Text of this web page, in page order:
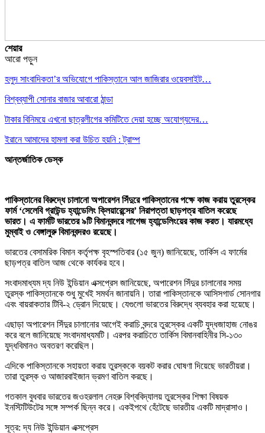
শেয়ার
আরো পড়ুন
হলুদ সাংবাদিকতা’র অভিযোগে পাকিস্তানে আল জাজিরার ওয়েবসাইট…
বিশ্বব্যাপী সোনার বাজার আবারো ঠান্ডা
টাকার বিনিময়ে এখনো ছাত্রলীগের কমিটিতে দেয়া হচ্ছে অযোগ্যদের…
ইরানে আমাদের হামলা করা উচিত হয়নি : ট্রাম্প
আন্তর্জাতিক ডেস্ক
পাকিস্তানের বিরুদ্ধে চালানো অপারেশন সিঁদুরে পাকিস্তানের পক্ষে কাজ করায় তুরস্কের
ফার্ম ‘সেলেবি গ্রাউন্ড হ্যান্ডেলিং ক্লিয়ারেন্সের’ নিরাপত্তা ছাড়পত্র বাতিল করেছে
ভারত। এ ফার্মটি ভারতের ৯টি বিমানবন্দরে লাগেজ হ্যান্ডেলিংয়ের কাজ করত। যারমধ্যে
মুম্বাই ও বেঙ্গালুরু বিমানবন্দরও রয়েছে।
ভারতের বেসামরিক বিমান কর্তৃপক্ষ বৃহস্পতিবার (১৫ জুন) জানিয়েছে, তার্কিস এ ফার্মের
ছাড়পত্র বাতিল আজ থেকে কার্যকর হবে।
সংবাদমাধ্যম দ্য নিউ ইন্ডিয়ান এক্সপ্রেস জানিয়েছে, অপারেশন সিঁদুর চালানোর সময়
তুরস্ক পাকিস্তানকে শুধু মুখেই সমর্থন জানায়নি। তারা পাকিস্তানকে আসিসগার্ড সোনগার
এবং বায়রাকতার টিবি-২ ড্রোন দিয়েছে। যেগুলো ভারতের বিরুদ্ধে ব্যবহার করা হয়েছে।
এছাড়া অপারেশন সিঁদুর চালানোর আগেই করাচি বন্দরে তুরস্কের একটি যুদ্ধজাহাজ নোঙর
করে বলে জানিয়েছে সংবাদমাধ্যমটি। এরপর করাচিতে তার্কিস বিমানবাহিনীর সি-১৩০
যুদ্ধবিমানও অবতরণ করেছিল।
এদিকে পাকিস্তানকে সহায়তা করায় তুরস্ককে বয়কট করার ঘোষণা দিয়েছে ভারতীয়রা।
তারা তুরস্ক ও আজারবাইজান ভ্রমণ বাতিল করছে।
গতকাল বুধবার ভারতের জওহরলাল নেহরু বিশ্ববিদ্যালয় তুরস্কের শিক্ষা বিষয়ক
ইনস্টিটিউটের সঙ্গে সম্পর্ক ছিন্ন করে। একইপথে হেঁটেছে ভারতীয় একটি মাদ্রাসাও।
সূত্র: দ্য নিউ ইন্ডিয়ান এক্সপ্রেস